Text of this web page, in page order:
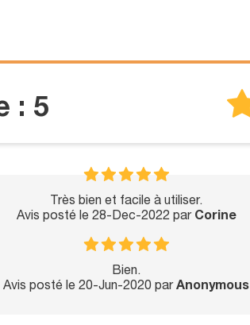
: 5
Très bien et facile à utiliser.
Avis posté le 28-Dec-2022 par Corine
Bien.
Avis posté le 20-Jun-2020 parAnonymous